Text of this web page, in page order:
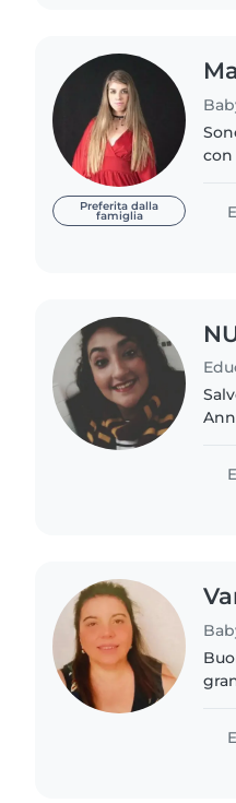
Preferita dalla
famiglia